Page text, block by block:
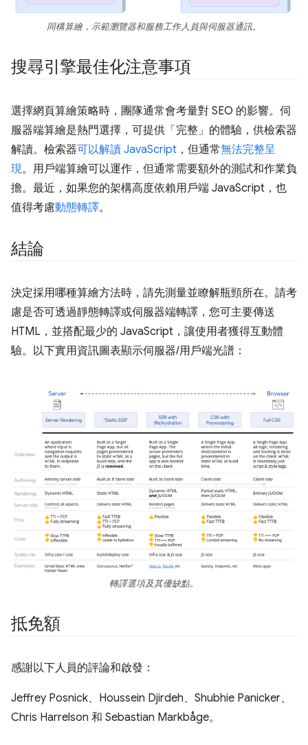
同構算繪，示範瀏覽器和服務工作人員與伺服器通訊。
搜尋引擎最佳化注意事項
選擇網頁算繪策略時，團隊通常會考量對 SEO 的影響。伺
服器端算繪是熱門選擇，可提供「完整」的體驗，供檢索器
解讀。檢索器可以解讀 JavaScript ，但通常無法完整呈
現。用戶端算繪可以運作，但通常需要額外的測試和作業負
擔。最近，如果您的架構高度依賴用戶端 JavaScript，也
值得考慮動態轉譯。
結論
決定採用哪種算繪方法時，請先測量並瞭解瓶頸所在。請考
慮是否可透過靜態轉譯或伺服器端轉譯，您可主要傳送
HTML，並搭配最少的 JavaScript，讓使用者獲得互動體
驗。以下實用資訊圖表顯示伺服器/用戶端光譜：
轉譯選項及其優缺點。
抵免額
感謝以下人員的評論和啟發：
Jeffrey Posnick、Houssein Djirdeh、Shubhie Panicker、
Chris Harrelson 和 Sebastian Markbåge。